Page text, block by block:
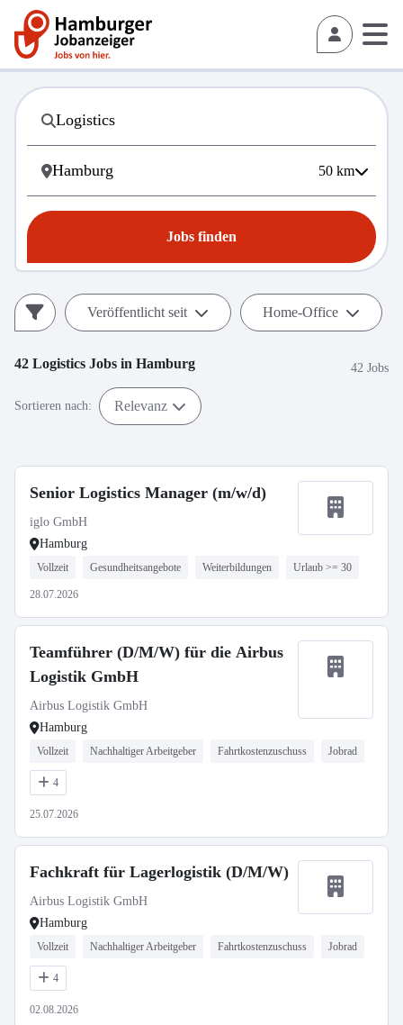
50 km
Jobs finden
Veröffentlicht seit Home-Office
42 Logistics Jobs in Hamburg 42 Jobs
Sortieren nach: Relevanz
Senior Logistics Manager (m/w/d)
iglo GmbH
Hamburg
Vollzeit Gesundheitsangebote Weiterbildungen Urlaub >= 30
28.07.2026
Teamführer (D/M/W) für die Airbus
Logistik GmbH
Airbus Logistik GmbH
Hamburg
Vollzeit Nachhaltiger Arbeitgeber Fahrtkostenzuschuss Jobrad
4
25.07.2026
Fachkraft für Lagerlogistik (D/M/W)
Airbus Logistik GmbH
Hamburg
Vollzeit Nachhaltiger Arbeitgeber Fahrtkostenzuschuss Jobrad
4
02.08.2026